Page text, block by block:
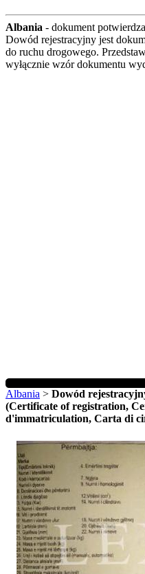
Albania - dokument
Dowód rejestracyjny jest
do ruchu drogowego.
wyłącznie wzór dokumentu
Albania > Dowód
(Certificate of registration,
d'immatriculation, Carta di